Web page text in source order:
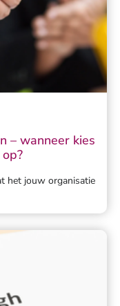
– wanneer kies
het jouw organisatie